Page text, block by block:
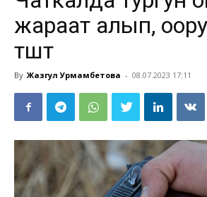
жараат алып,
түштү
By Жазгул Урмамбетова - 08.07.2023 17:11